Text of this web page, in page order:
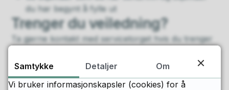
du har begynt å fylle ut
Trenger du veiledning?
Ta gjerne kontakt med servicetorget hvis du trenger
Telefon:
76 18 50 00
Mandag til fredag fra 10:00 - 14:00.
Samtykke Detaljer
Om
Vi bruker informasjonskapsler (cookies) for å